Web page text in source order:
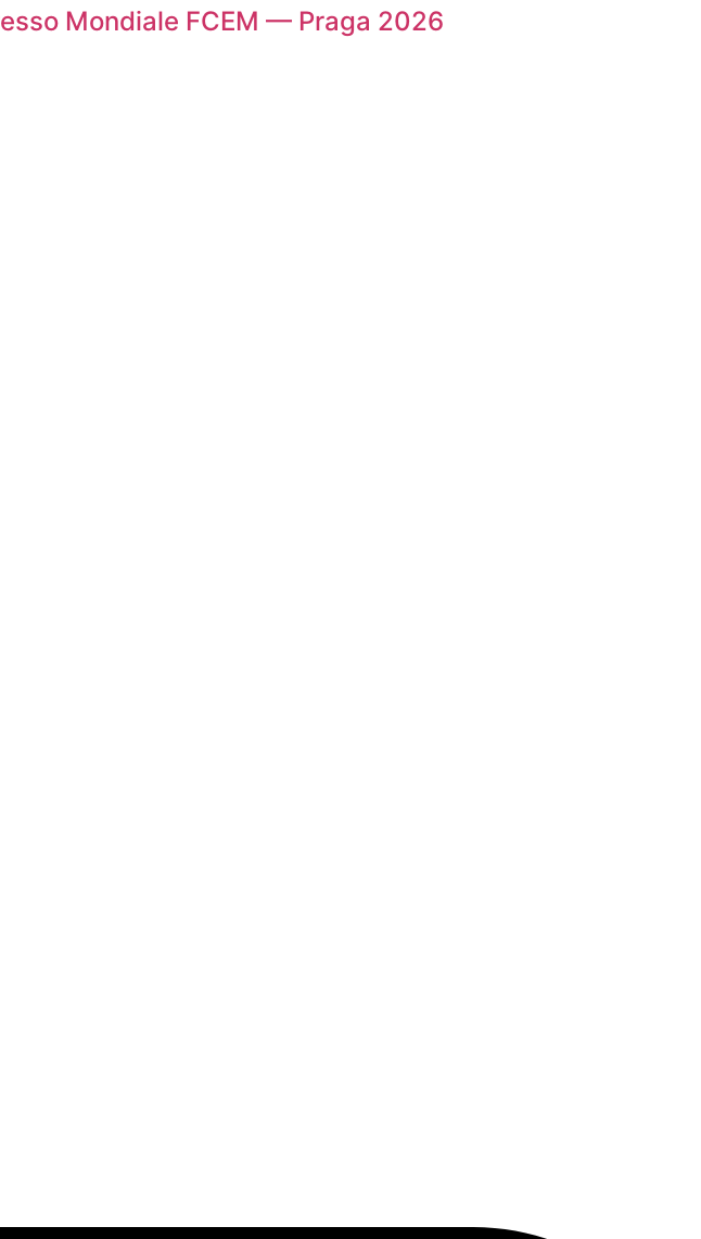
Mondiale FCEM — Praga 2026